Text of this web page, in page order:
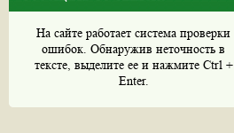
На сайте работает система проверки
ошибок. Обнаружив неточность в
тексте, выделите ее и нажмите Ctrl +
Enter.